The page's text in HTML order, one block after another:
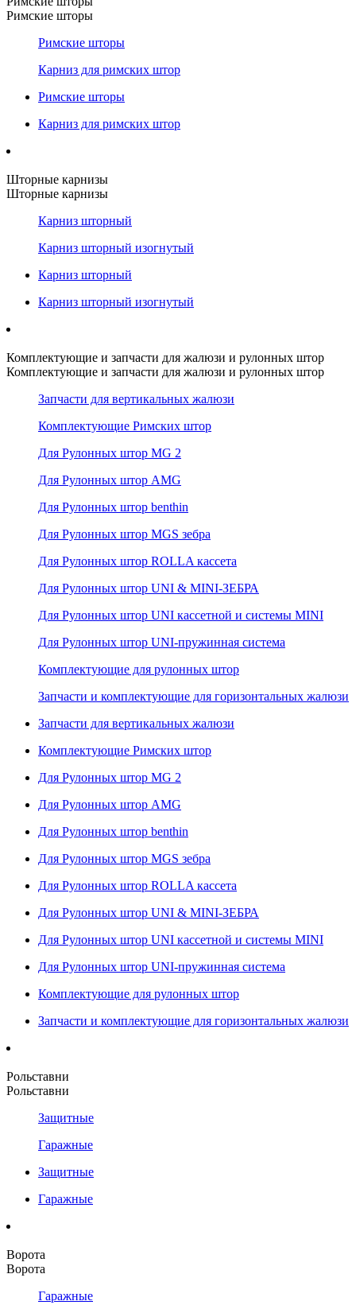
Римские шторы
Римские шторы
Карниз для римских штор
Римские шторы
Карниз для римских штор
Шторные карнизы
Шторные карнизы
Карниз шторный
Карниз шторный изогнутый
Карниз шторный
Карниз шторный изогнутый
Комплектующие и запчасти для жалюзи и рулонных штор
Комплектующие и запчасти для жалюзи и рулонных штор
Запчасти для вертикальных жалюзи
Комплектующие Римских штор
Для Рулонных штор MG 2
Для Рулонных штор AMG
Для Рулонных штор benthin
Для Рулонных штор MGS зебра
Для Рулонных штор ROLLA кассета
Для Рулонных штор UNI & MINI-ЗЕБРА
Для Рулонных штор UNI кассетной и системы MINI
Для Рулонных штор UNI-пружинная система
Комплектующие для рулонных штор
Запчасти и комплектующие для горизонтальных жалюзи
Запчасти для вертикальных жалюзи
Комплектующие Римских штор
Для Рулонных штор MG 2
Для Рулонных штор AMG
Для Рулонных штор benthin
Для Рулонных штор MGS зебра
Для Рулонных штор ROLLA кассета
Для Рулонных штор UNI & MINI-ЗЕБРА
Для Рулонных штор UNI кассетной и системы MINI
Для Рулонных штор UNI-пружинная система
Комплектующие для рулонных штор
Запчасти и комплектующие для горизонтальных жалюзи
Рольставни
Рольставни
Защитные
Гаражные
Защитные
Гаражные
Ворота
Ворота
Гаражные